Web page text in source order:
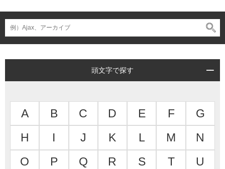
頭文字で探す
A B C D E F
G
H
I J K L M
N
O
P Q R S T
U